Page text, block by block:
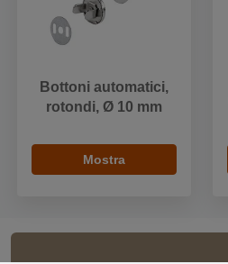
Bottoni automatici,
rotondi, Ø 10 mm
Mostra